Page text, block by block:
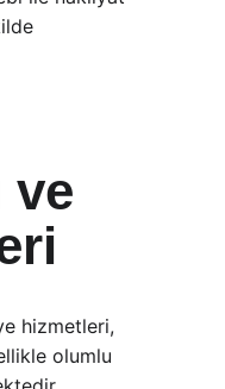
ve
hizmetleri,
olumlu